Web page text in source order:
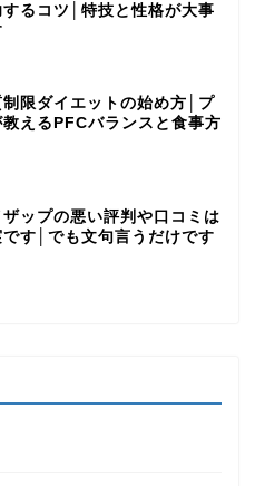
するコツ│特技と性格が大事
制限ダイエットの始め方│プ
教えるPFCバランスと食事方
ザップの悪い評判や口コミは
です│でも文句言うだけです